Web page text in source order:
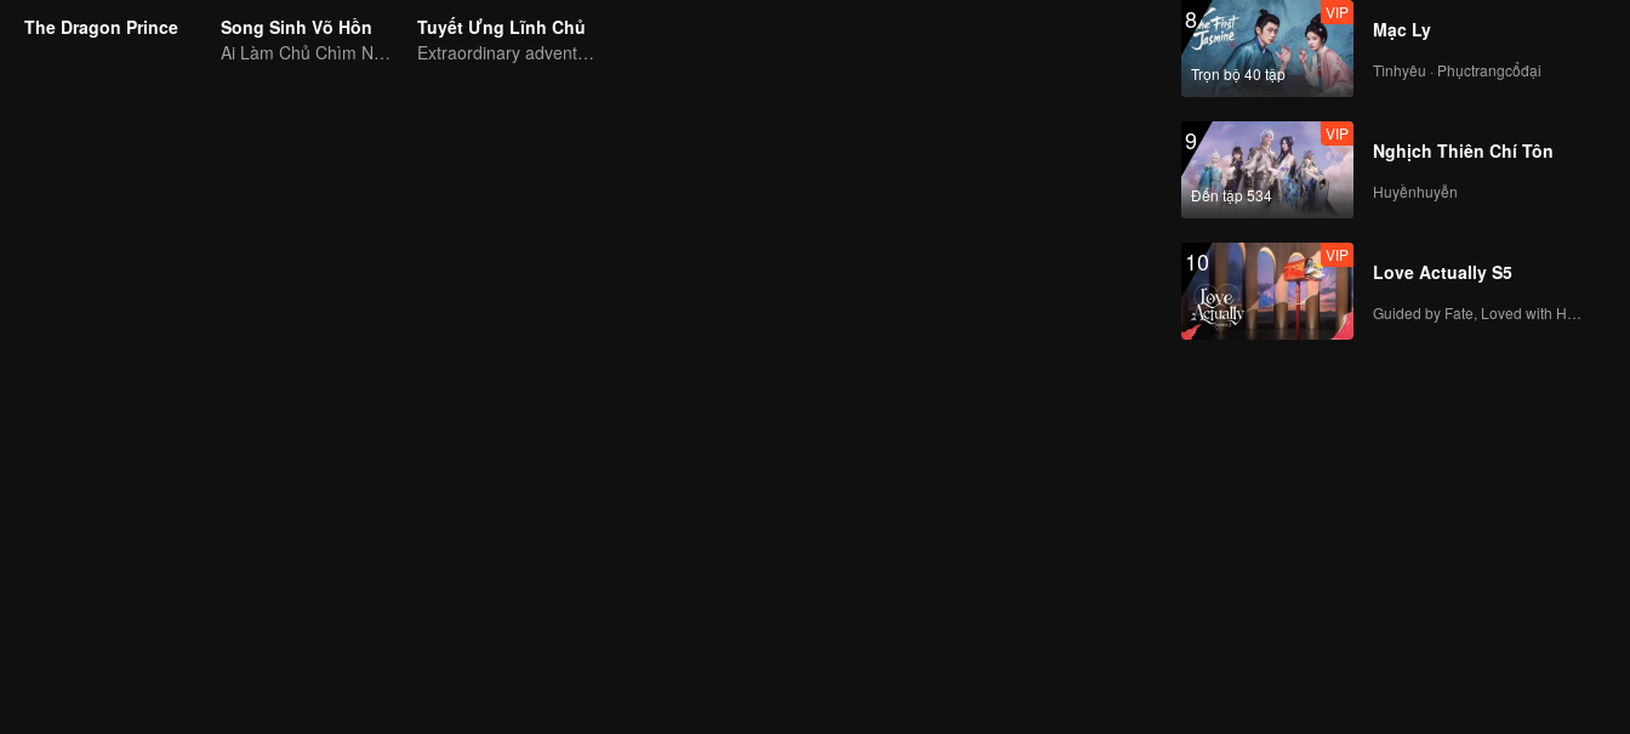
The Dragon Prince
Song Sinh Võ Hồn
Ai Làm Chủ Chìm Nổi, Thần Võ Vô Địch
Tuyết Ưng Lĩnh Chủ
Extraordinary adventure, a teenager reborn from adversity.
8
Trọn bộ 40 tập
VIP
Mạc Ly
Tìnhyêu · Phụctrangcổđại
9
Đến tập 534
VIP
Nghịch Thiên Chí Tôn
Huyềnhuyễn
10 VIP
Love Actually S5